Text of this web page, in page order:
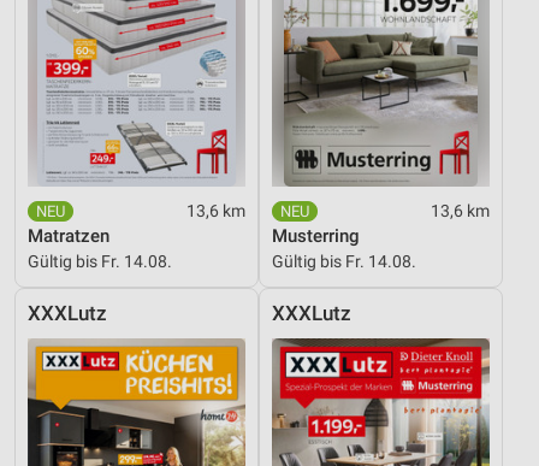
13,6 km
Matratzen
Gültig bis Fr. 14.08.
13,6 km
Musterring
Gültig bis Fr. 14.08.
XXXLutz XXXLutz